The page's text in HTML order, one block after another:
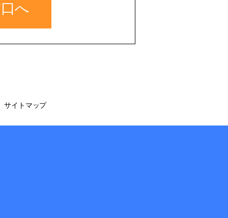
へ
サイトマップ